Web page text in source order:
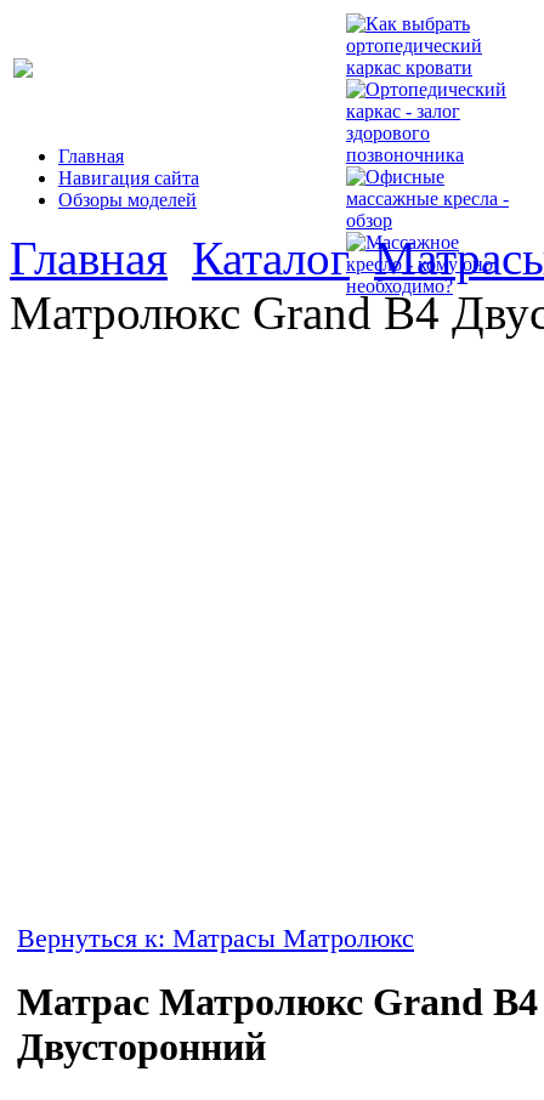
Главная
Навигация сайта
Обзоры моделей
Главная Каталог
Матролюкс Grand B4
Вернуться к: Матрасы Матролюкс
Матрас Матролюкс Grand B4
Двусторонний